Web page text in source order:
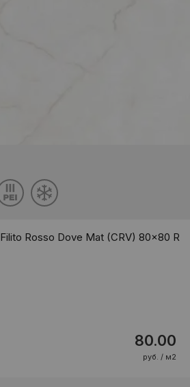
Filito Rosso Dove Mat (CRV) 80x80 R
80.00
руб. / м2